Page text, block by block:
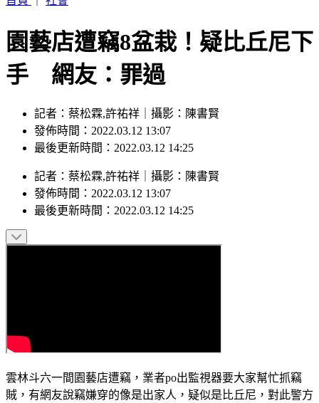
園藝店遭竊8盆栽！疑比丘尼下
手 網友：罪過
發佈時間：2022.03.12 13:07
最後更新時間：2022.03.12 14:25
發佈時間：2022.03.12 13:07
最後更新時間：2022.03.12 14:25
賊，有網友說竊嫌穿的像是出家人，疑似是比丘尼，對此警方
表示竊賊確實有出入精舍，是不是出家人下手還在追查當中。